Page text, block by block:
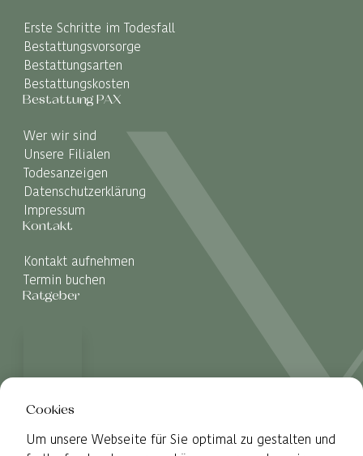
Erste Schritte im Todesfall
Bestattungsvorsorge
Bestattungsarten
Bestattungskosten
Bestattung PAX
Wer wir sind
Unsere Filialen
Todesanzeigen
Datenschutzerklärung
Impressum
Kontakt
Kontakt aufnehmen
Termin buchen
Ratgeber
Cookies
Um unsere Webseite für Sie optimal zu gestalten und